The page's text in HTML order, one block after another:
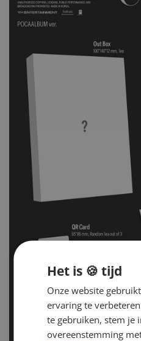
Het is 🍪 tijd
Onze website
ervaring te
te gebruiken, stem je
overeenstemming